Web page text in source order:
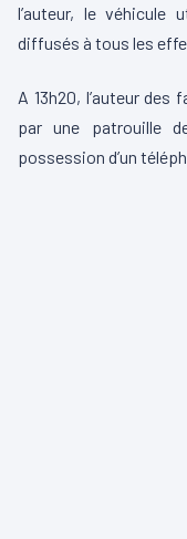
l’auteur, le
diffusés à tous les
A 13h20, l’auteur
par une patrouille
possession d’un